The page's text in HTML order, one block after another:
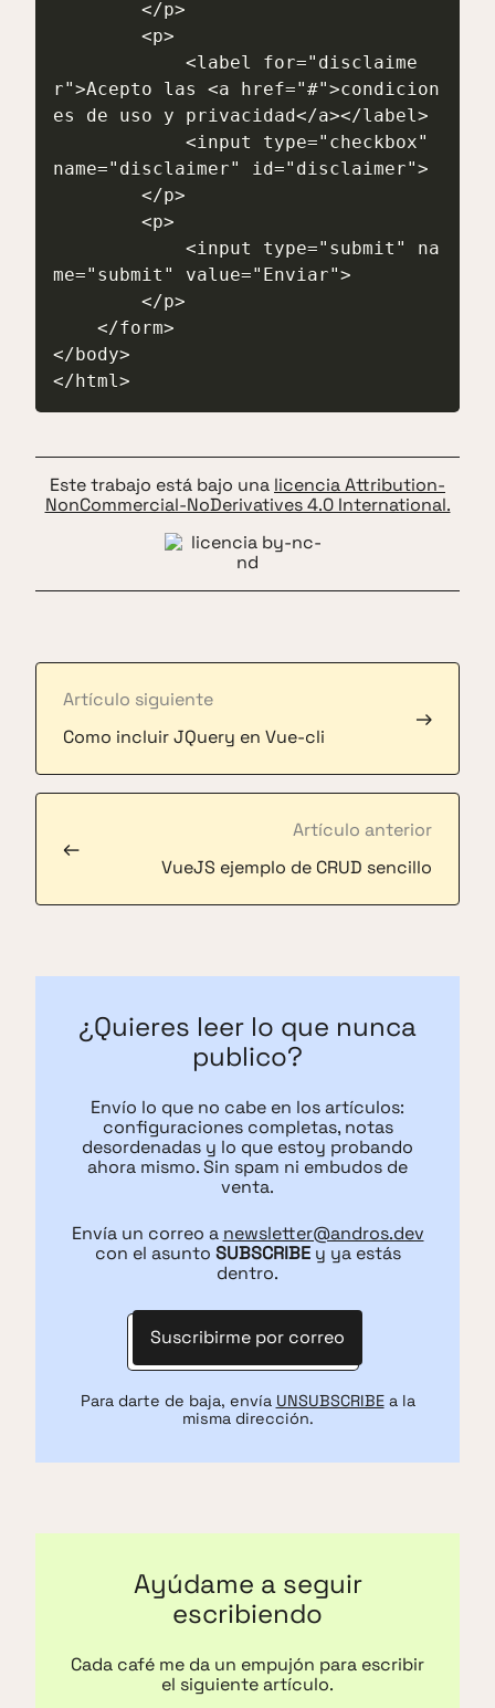
r">Acepto las <a href="#">condicion
es de uso y privacidad</a></label>
name="disclaimer" id="disclaimer">
me="submit" value="Enviar">
</body>
Este trabajo está bajo una licencia Attribution-
NonCommercial-NoDerivatives 4.0 International.
Artículo anterior
VueJS ejemplo de CRUD sencillo
←
Artículo siguiente
Como incluir JQuery en Vue-cli
→
¿Quieres leer lo que nunca
publico?
Envío lo que no cabe en los artículos:
configuraciones completas, notas
desordenadas y lo que estoy probando
ahora mismo. Sin spam ni embudos de
venta.
Envía un correo a newsletter@andros.dev
con el asunto SUBSCRIBEy ya estás
dentro.
Suscribirme por correo
Para darte de baja, envía UNSUBSCRIBEa la
misma dirección.
Ayúdame a seguir
escribiendo
Cada café me da un empujón para escribir
el siguiente artículo.